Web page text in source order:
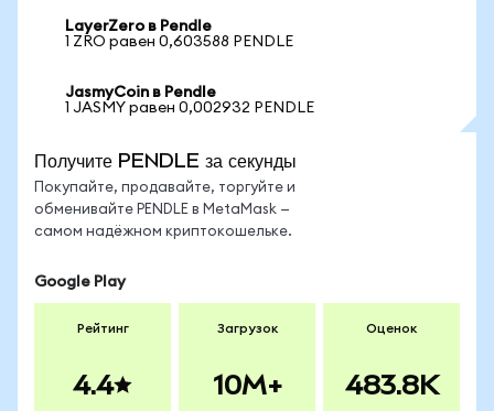
LayerZero в Pendle
1 ZRO равен 0,603588 PENDLE
JasmyCoin в Pendle
1 JASMY равен 0,002932 PENDLE
Получите PENDLE за секунды
Покупайте, продавайте, торгуйте и
обменивайте PENDLE в MetaMask —
самом надёжном криптокошельке.
Google Play
Рейтинг
4.4
Загрузок
10M+
Оценок
483.8K